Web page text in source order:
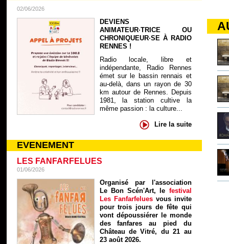
02/06/2026
DEVIENS
ANIMATEUR·TRICE OU
CHRONIQUEUR·SE À RADIO
RENNES !
Radio locale, libre et
indépendante, Radio Rennes
émet sur le bassin rennais et
au-delà, dans un rayon de 30
km autour de Rennes. Depuis
1981, la station cultive la
même passion : la culture...
Lire la suite
EVENEMENT
LES FANFARFELUES
01/06/2026
Organisé par l'association
Le Bon Scén'Art, le festival
Les Fanfarfelues vous invite
pour trois jours de fête qui
vont dépoussiérer le monde
des fanfares au pied du
Château de Vitré, du 21 au
23 août 2026.